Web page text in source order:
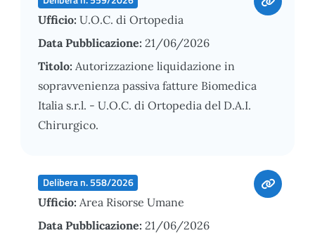
Ufficio: U.O.C. di Ortopedia
Data Pubblicazione: 21/06/2026
Titolo: Autorizzazione liquidazione in
sopravvenienza passiva fatture Biomedica
Italia s.r.l. - U.O.C. di Ortopedia del D.A.I.
Chirurgico.
Delibera n. 558/2026
Ufficio: Area Risorse Umane
Data Pubblicazione: 21/06/2026